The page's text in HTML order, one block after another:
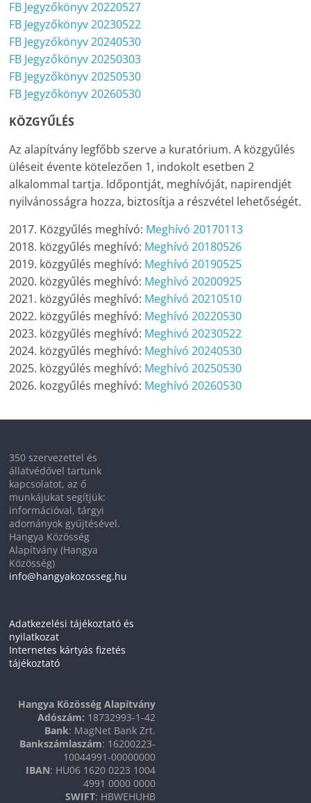
FB Jegyzőkönyv 20220527
FB Jegyzőkönyv 20230522
FB Jegyzőkönyv 20240530
FB Jegyzőkönyv 20250303
FB Jegyzőkönyv 20250530
FB Jegyzőkönyv 20260530
KÖZGYŰLÉS
Az alapítvány legfőbb szerve a kuratórium. A közgyűlés
üléseit évente kötelezően 1, indokolt esetben 2
alkalommal tartja. Időpontját, meghívóját, napirendjét
nyilvánosságra hozza, biztosítja a részvétel lehetőségét.
2017. Közgyűlés meghívó: Meghívó 20170113
2018. közgyűlés meghívó: Meghívó 20180526
2019. közgyűlés meghívó: Meghívó 20190525
2020. közgyűlés meghívó: Meghívó 20200925
2021. közgyűlés meghívó: Meghívó 20210510
2022. közgyűlés meghívó: Meghívó 20220530
2023. közgyűlés meghívó: Meghivó 20230522
2024. közgyűlés meghívó: Meghívó 20240530
2025. közgyűlés meghívó: Meghívó 20250530
2026. kozgyűlés meghívó: Meghívó 20260530
350 szervezettel és
állatvédővel tartunk
kapcsolatot, az ő
munkájukat segítjük:
információval, tárgyi
adományok gyűjtésével.
Hangya Közösség
Alapítvány (Hangya
Közösség)
info@hangyakozosseg.hu
Adatkezelési tájékoztató és
nyilatkozat
Internetes kártyás fizetés
tájékoztató
Hangya Közösség Alapítvány
Adószám: 18732993-1-42
Bank: MagNet Bank Zrt.
Bankszámlaszám: 16200223-
10044991-00000000
IBAN: HU06 1620 0223 1004
4991 0000 0000
SWIFT: HBWEHUHB